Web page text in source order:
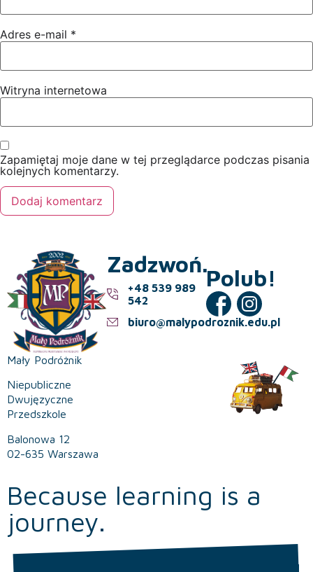
Adres e-mail *
Witryna internetowa
Zapamiętaj moje dane w tej przeglądarce podczas pisania
kolejnych komentarzy.
Mały Podróżnik
Niepubliczne
Dwujęzyczne
Przedszkole
Balonowa 12
02-635 Warszawa
Zadzwoń.
+48 539 989
542
biuro@malypodroznik.edu.pl
Polub!
Because learning is a
journey.